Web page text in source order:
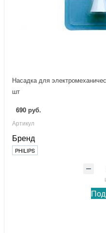
Насадка для
шт
690 руб.
Артикул
Бренд
PHILIPS
Под